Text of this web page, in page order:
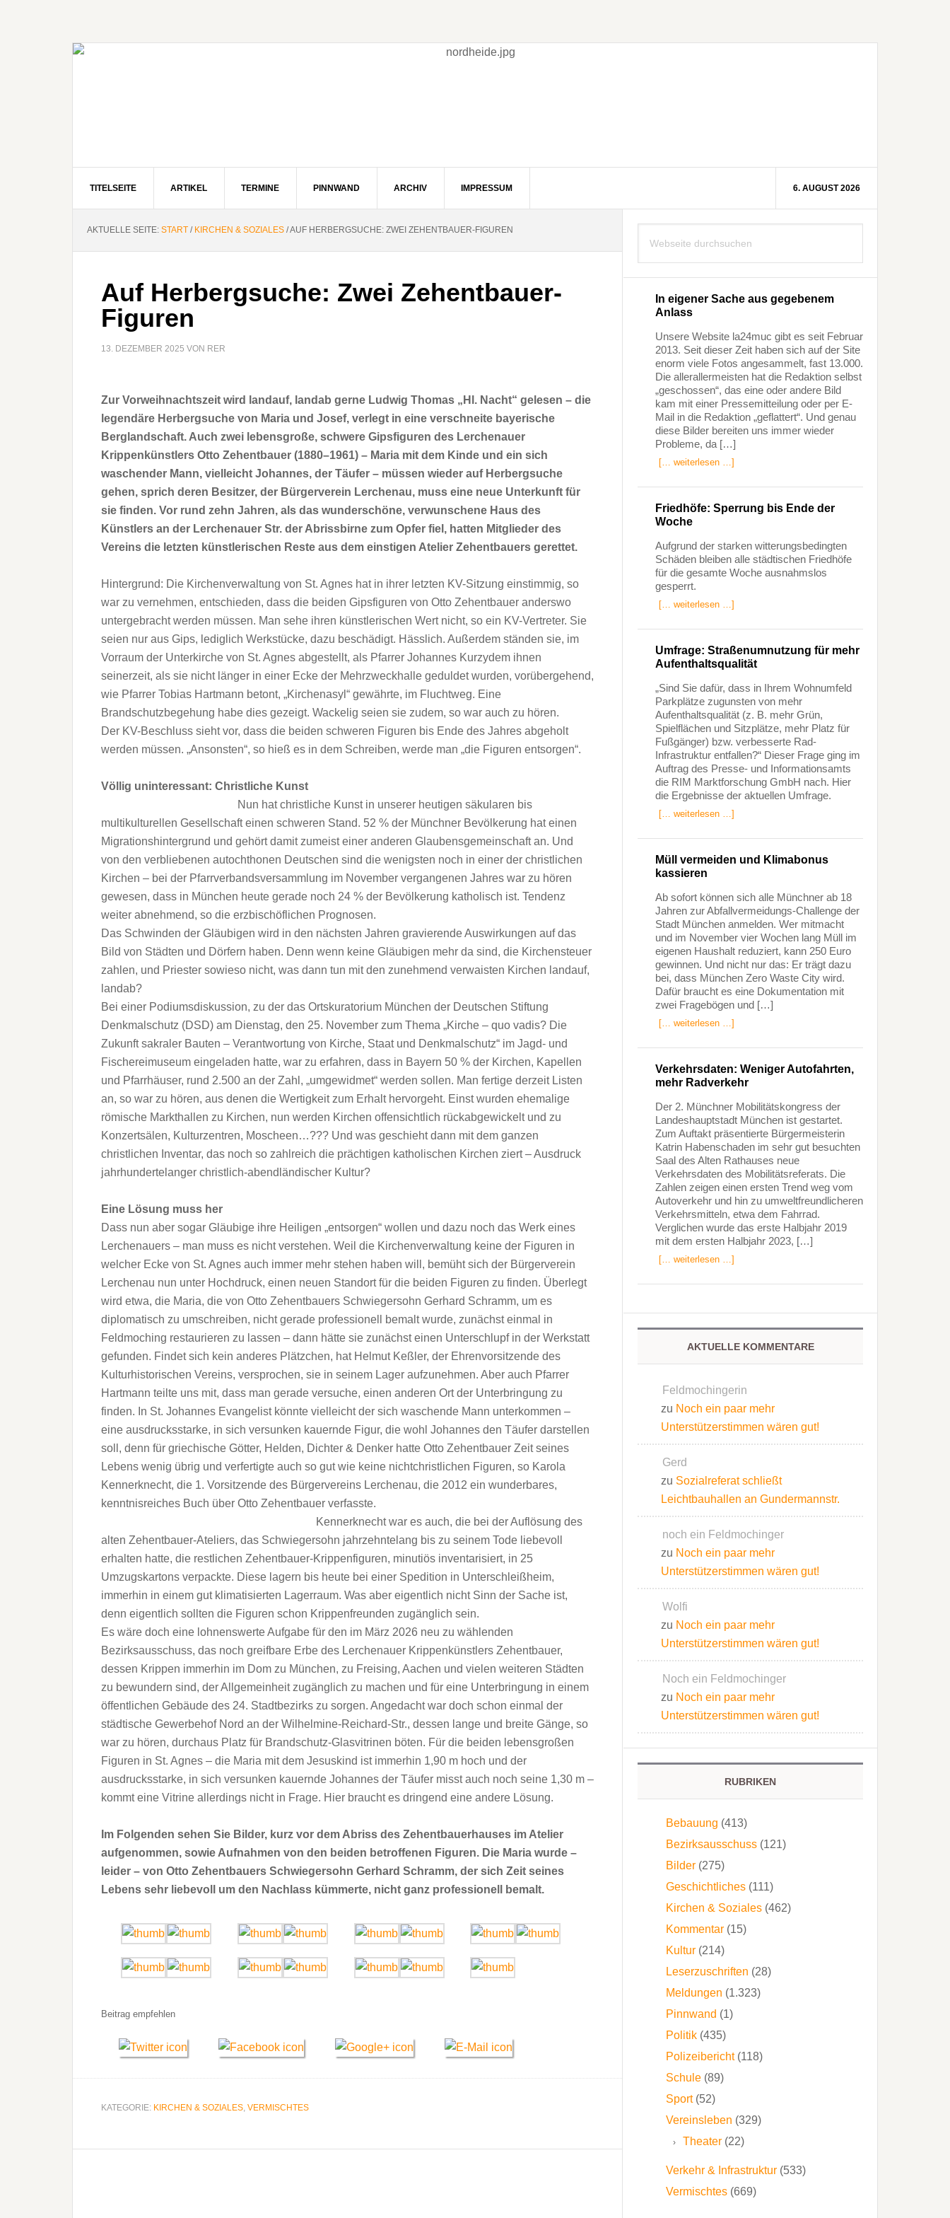
TITELSEITE ARTIKEL TERMINE PINNWAND ARCHIV IMPRESSUM 6. AUGUST 2026
AKTUELLE SEITE: START / KIRCHEN & SOZIALES /AUF HERBERGSUCHE: ZWEI ZEHENTBAUER-FIGUREN
Auf Herbergsuche: Zwei Zehentbauer-
Figuren
13. DEZEMBER 2025 VON RER
Zur Vorweihnachtszeit wird landauf, landab gerne Ludwig Thomas „Hl. Nacht“ gelesen – die
legendäre Herbergsuche von Maria und Josef, verlegt in eine verschneite bayerische
Berglandschaft. Auch zwei lebensgroße, schwere Gipsfiguren des Lerchenauer
Krippenkünstlers Otto Zehentbauer (1880–1961) – Maria mit dem Kinde und ein sich
waschender Mann, vielleicht Johannes, der Täufer – müssen wieder auf Herbergsuche
gehen, sprich deren Besitzer, der Bürgerverein Lerchenau, muss eine neue Unterkunft für
sie finden. Vor rund zehn Jahren, als das wunderschöne, verwunschene Haus des
Künstlers an der Lerchenauer Str. der Abrissbirne zum Opfer fiel, hatten Mitglieder des
Vereins die letzten künstlerischen Reste aus dem einstigen Atelier Zehentbauers gerettet.
Hintergrund: Die Kirchenverwaltung von St. Agnes hat in ihrer letzten KV-Sitzung einstimmig, so
war zu vernehmen, entschieden, dass die beiden Gipsfiguren von Otto Zehentbauer anderswo
untergebracht werden müssen. Man sehe ihren künstlerischen Wert nicht, so ein KV-Vertreter. Sie
seien nur aus Gips, lediglich Werkstücke, dazu beschädigt. Hässlich. Außerdem ständen sie, im
Vorraum der Unterkirche von St. Agnes abgestellt, als Pfarrer Johannes Kurzydem ihnen
seinerzeit, als sie nicht länger in einer Ecke der Mehrzweckhalle geduldet wurden, vorübergehend,
wie Pfarrer Tobias Hartmann betont, „Kirchenasyl“ gewährte, im Fluchtweg. Eine
Brandschutzbegehung habe dies gezeigt. Wackelig seien sie zudem, so war auch zu hören.
Der KV-Beschluss sieht vor, dass die beiden schweren Figuren bis Ende des Jahres abgeholt
werden müssen. „Ansonsten“, so hieß es in dem Schreiben, werde man „die Figuren entsorgen“.
Völlig uninteressant: Christliche Kunst
Nun hat christliche Kunst in unserer heutigen säkularen bis
multikulturellen Gesellschaft einen schweren Stand. 52 % der Münchner Bevölkerung hat einen
Migrationshintergrund und gehört damit zumeist einer anderen Glaubensgemeinschaft an. Und
von den verbliebenen autochthonen Deutschen sind die wenigsten noch in einer der christlichen
Kirchen – bei der Pfarrverbandsversammlung im November vergangenen Jahres war zu hören
gewesen, dass in München heute gerade noch 24 % der Bevölkerung katholisch ist. Tendenz
weiter abnehmend, so die erzbischöflichen Prognosen.
Das Schwinden der Gläubigen wird in den nächsten Jahren gravierende Auswirkungen auf das
Bild von Städten und Dörfern haben. Denn wenn keine Gläubigen mehr da sind, die Kirchensteuer
zahlen, und Priester sowieso nicht, was dann tun mit den zunehmend verwaisten Kirchen landauf,
landab?
Bei einer Podiumsdiskussion, zu der das Ortskuratorium München der Deutschen Stiftung
Denkmalschutz (DSD) am Dienstag, den 25. November zum Thema „Kirche – quo vadis? Die
Zukunft sakraler Bauten – Verantwortung von Kirche, Staat und Denkmalschutz“ im Jagd- und
Fischereimuseum eingeladen hatte, war zu erfahren, dass in Bayern 50 % der Kirchen, Kapellen
und Pfarrhäuser, rund 2.500 an der Zahl, „umgewidmet“ werden sollen. Man fertige derzeit Listen
an, so war zu hören, aus denen die Wertigkeit zum Erhalt hervorgeht. Einst wurden ehemalige
römische Markthallen zu Kirchen, nun werden Kirchen offensichtlich rückabgewickelt und zu
Konzertsälen, Kulturzentren, Moscheen…??? Und was geschieht dann mit dem ganzen
christlichen Inventar, das noch so zahlreich die prächtigen katholischen Kirchen ziert – Ausdruck
jahrhundertelanger christlich-abendländischer Kultur?
Eine Lösung muss her
Dass nun aber sogar Gläubige ihre Heiligen „entsorgen“ wollen und dazu noch das Werk eines
Lerchenauers – man muss es nicht verstehen. Weil die Kirchenverwaltung keine der Figuren in
welcher Ecke von St. Agnes auch immer mehr stehen haben will, bemüht sich der Bürgerverein
Lerchenau nun unter Hochdruck, einen neuen Standort für die beiden Figuren zu finden. Überlegt
wird etwa, die Maria, die von Otto Zehentbauers Schwiegersohn Gerhard Schramm, um es
diplomatisch zu umschreiben, nicht gerade professionell bemalt wurde, zunächst einmal in
Feldmoching restaurieren zu lassen – dann hätte sie zunächst einen Unterschlupf in der Werkstatt
gefunden. Findet sich kein anderes Plätzchen, hat Helmut Keßler, der Ehrenvorsitzende des
Kulturhistorischen Vereins, versprochen, sie in seinem Lager aufzunehmen. Aber auch Pfarrer
Hartmann teilte uns mit, dass man gerade versuche, einen anderen Ort der Unterbringung zu
finden. In St. Johannes Evangelist könnte vielleicht der sich waschende Mann unterkommen –
eine ausdrucksstarke, in sich versunken kauernde Figur, die wohl Johannes den Täufer darstellen
soll, denn für griechische Götter, Helden, Dichter & Denker hatte Otto Zehentbauer Zeit seines
Lebens wenig übrig und verfertigte auch so gut wie keine nichtchristlichen Figuren, so Karola
Kennerknecht, die 1. Vorsitzende des Bürgervereins Lerchenau, die 2012 ein wunderbares,
kenntnisreiches Buch über Otto Zehentbauer verfasste.
Kennerknecht war es auch, die bei der Auflösung des
alten Zehentbauer-Ateliers, das Schwiegersohn jahrzehntelang bis zu seinem Tode liebevoll
erhalten hatte, die restlichen Zehentbauer-Krippenfiguren, minutiös inventarisiert, in 25
Umzugskartons verpackte. Diese lagern bis heute bei einer Spedition in Unterschleißheim,
immerhin in einem gut klimatisierten Lagerraum. Was aber eigentlich nicht Sinn der Sache ist,
denn eigentlich sollten die Figuren schon Krippenfreunden zugänglich sein.
Es wäre doch eine lohnenswerte Aufgabe für den im März 2026 neu zu wählenden
Bezirksausschuss, das noch greifbare Erbe des Lerchenauer Krippenkünstlers Zehentbauer,
dessen Krippen immerhin im Dom zu München, zu Freising, Aachen und vielen weiteren Städten
zu bewundern sind, der Allgemeinheit zugänglich zu machen und für eine Unterbringung in einem
öffentlichen Gebäude des 24. Stadtbezirks zu sorgen. Angedacht war doch schon einmal der
städtische Gewerbehof Nord an der Wilhelmine-Reichard-Str., dessen lange und breite Gänge, so
war zu hören, durchaus Platz für Brandschutz-Glasvitrinen böten. Für die beiden lebensgroßen
Figuren in St. Agnes – die Maria mit dem Jesuskind ist immerhin 1,90 m hoch und der
ausdrucksstarke, in sich versunken kauernde Johannes der Täufer misst auch noch seine 1,30 m –
kommt eine Vitrine allerdings nicht in Frage. Hier braucht es dringend eine andere Lösung.
Im Folgenden sehen Sie Bilder, kurz vor dem Abriss des Zehentbauerhauses im Atelier
aufgenommen, sowie Aufnahmen von den beiden betroffenen Figuren. Die Maria wurde –
leider – von Otto Zehentbauers Schwiegersohn Gerhard Schramm, der sich Zeit seines
Lebens sehr liebevoll um den Nachlass kümmerte, nicht ganz professionell bemalt.
Beitrag empfehlen
KATEGORIE: KIRCHEN & SOZIALES, VERMISCHTES
Seitenspalte
durchsuchen
In eigener Sache aus gegebenem
Anlass
Unsere Website la24muc gibt es seit Februar
2013. Seit dieser Zeit haben sich auf der Site
enorm viele Fotos angesammelt, fast 13.000.
Die allerallermeisten hat die Redaktion selbst
„geschossen“, das eine oder andere Bild
kam mit einer Pressemitteilung oder per E-
Mail in die Redaktion „geflattert“. Und genau
diese Bilder bereiten uns immer wieder
Probleme, da […]
[… weiterlesen …]
Friedhöfe: Sperrung bis Ende der
Woche
Aufgrund der starken witterungsbedingten
Schäden bleiben alle städtischen Friedhöfe
für die gesamte Woche ausnahmslos
gesperrt.
[… weiterlesen …]
Umfrage: Straßenumnutzung für mehr
Aufenthaltsqualität
„Sind Sie dafür, dass in Ihrem Wohnumfeld
Parkplätze zugunsten von mehr
Aufenthaltsqualität (z. B. mehr Grün,
Spielflächen und Sitzplätze, mehr Platz für
Fußgänger) bzw. verbesserte Rad-
Infrastruktur entfallen?“ Dieser Frage ging im
Auftrag des Presse- und Informationsamts
die RIM Marktforschung GmbH nach. Hier
die Ergebnisse der aktuellen Umfrage.
[… weiterlesen …]
Müll vermeiden und Klimabonus
kassieren
Ab sofort können sich alle Münchner ab 18
Jahren zur Abfallvermeidungs-Challenge der
Stadt München anmelden. Wer mitmacht
und im November vier Wochen lang Müll im
eigenen Haushalt reduziert, kann 250 Euro
gewinnen. Und nicht nur das: Er trägt dazu
bei, dass München Zero Waste City wird.
Dafür braucht es eine Dokumentation mit
zwei Fragebögen und […]
[… weiterlesen …]
Verkehrsdaten: Weniger Autofahrten,
mehr Radverkehr
Der 2. Münchner Mobilitätskongress der
Landeshauptstadt München ist gestartet.
Zum Auftakt präsentierte Bürgermeisterin
Katrin Habenschaden im sehr gut besuchten
Saal des Alten Rathauses neue
Verkehrsdaten des Mobilitätsreferats. Die
Zahlen zeigen einen ersten Trend weg vom
Autoverkehr und hin zu umweltfreundlicheren
Verkehrsmitteln, etwa dem Fahrrad.
Verglichen wurde das erste Halbjahr 2019
mit dem ersten Halbjahr 2023, […]
[… weiterlesen …]
AKTUELLE KOMMENTARE
Feldmochingerin
zu Noch ein paar mehr
Unterstützerstimmen wären gut!
Gerd
zu Sozialreferat schließt
Leichtbauhallen an Gundermannstr.
noch ein Feldmochinger
zu Noch ein paar mehr
Unterstützerstimmen wären gut!
Wolfi
zu Noch ein paar mehr
Unterstützerstimmen wären gut!
Noch ein Feldmochinger
zu Noch ein paar mehr
Unterstützerstimmen wären gut!
RUBRIKEN
Bebauung (413)
Bezirksausschuss (121)
Bilder (275)
Geschichtliches (111)
Kirchen & Soziales (462)
Kommentar (15)
Kultur (214)
Leserzuschriften (28)
Meldungen (1.323)
Pinnwand (1)
Politik (435)
Polizeibericht(118)
Schule (89)
Sport(52)
Vereinsleben (329)
Theater (22)
Verkehr & Infrastruktur (533)
Vermischtes (669)